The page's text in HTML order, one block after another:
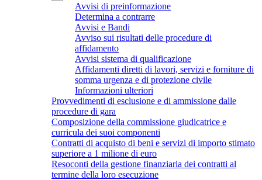
Avvisi di preinformazione
Determina a contrarre
Avvisi e Bandi
Avviso sui risultati delle procedure di
affidamento
Avvisi sistema di qualificazione
Affidamenti diretti di lavori, servizi e forniture di
somma urgenza e di protezione civile
Informazioni ulteriori
Provvedimenti di esclusione e di ammissione dalle
procedure di gara
Composizione della commissione giudicatrice e
curricula dei suoi componenti
Contratti di acquisto di beni e servizi di importo stimato
superiore a 1 milione di euro
Resoconti della gestione finanziaria dei contratti al
termine della loro esecuzione